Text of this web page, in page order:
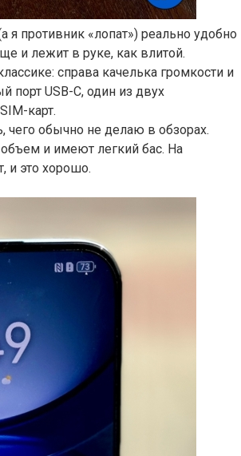
противник «лопат») реально удобно
и лежит в руке, как влитой.
справа качелька громкости и
порт USB-C, один из двух
карт.
чего обычно не делаю в обзорах.
и имеют легкий бас. На
и это хорошо.